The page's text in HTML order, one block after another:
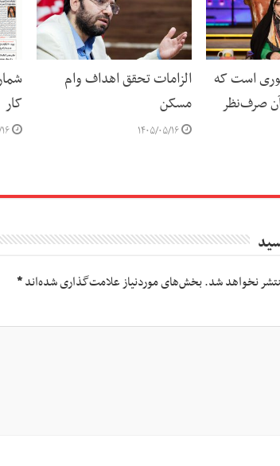
است که
آن صرف‌نظر
الزامات تحقق اهداف وام
مسکن
۱۴۰۵/۰۵/۱۶
کار
نخواهد شد.بخش‌های موردنیاز علامت‌گذاری شده‌اند*